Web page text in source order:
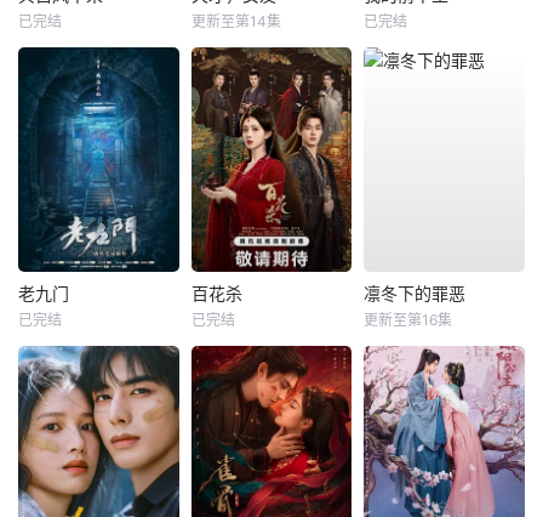
已完结 更新至第14集 已完结
老九门
已完结
百花杀
已完结
凛冬下的罪恶
更新至第16集